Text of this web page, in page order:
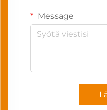
Message